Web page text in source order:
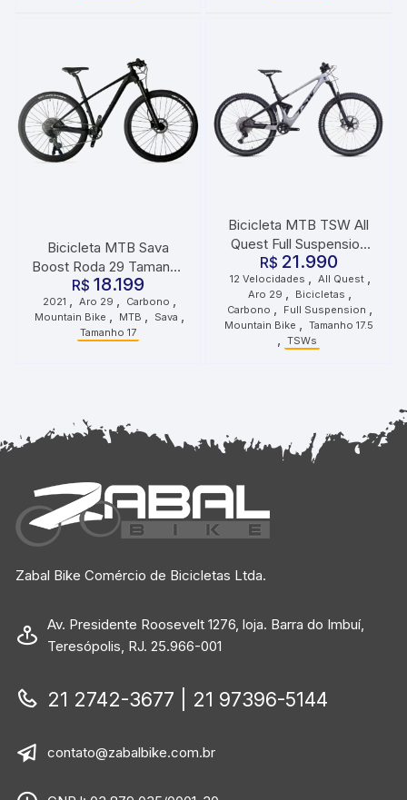
Bicicleta MTB Sava
Boost Roda 29 Tamanho
17 2021 Preto Grafite
R$ 18.199
2021 , Aro 29 , Carbono ,
Mountain Bike , MTB , Sava ,
Tamanho 17
Bicicleta MTB TSW All
Quest Full Suspension
Carbono Roda 29
Tamanho 17.5 12
Velocidades Prata Preto
R$ 21.990
12 Velocidades , All Quest ,
Aro 29 , Bicicletas ,
Carbono , Full Suspension ,
Mountain Bike , Tamanho 17.5
, TSWs
Zabal Bike Comércio de Bicicletas Ltda.
Av. Presidente Roosevelt 1276, loja. Barra do Imbuí,
Teresópolis, RJ. 25.966-001
21 2742-3677 | 21 97396-5144
contato@zabalbike.com.br